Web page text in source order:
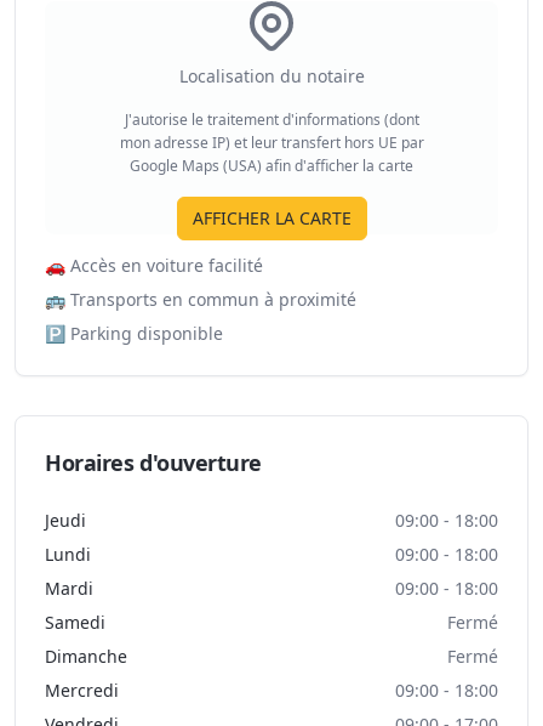
Localisation du notaire
J'autorise le traitement d'informations (dont
mon adresse IP) et leur transfert hors UE par
Google Maps (USA) afin d'afficher la carte
AFFICHER LA CARTE
🚗 Accès en voiture facilité
🚌 Transports en commun à proximité
🅿️ Parking disponible
Horaires d'ouverture
Jeudi
09:00 - 18:00
Lundi
09:00 - 18:00
Mardi
09:00 - 18:00
Samedi
Fermé
Dimanche
Fermé
Mercredi
09:00 - 18:00